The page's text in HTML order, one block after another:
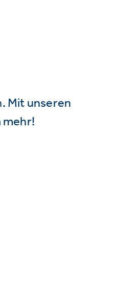
Mit unseren
mehr!